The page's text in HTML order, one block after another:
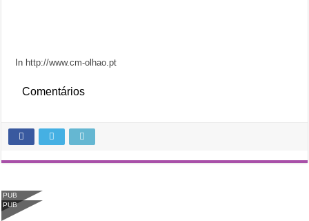
In http://www.cm-olhao.pt
Comentários
PUB
PUB